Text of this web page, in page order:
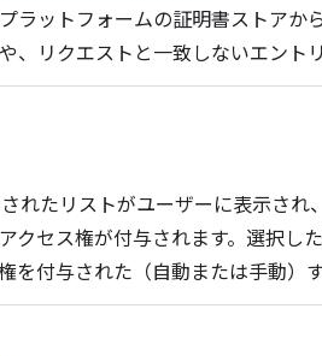
ラットフォームの証明書ストアか
、リクエストと一致しないエント
れたリストがユーザーに表示さ
クセス権が付与されます。選択し
を付与された（自動または手動）